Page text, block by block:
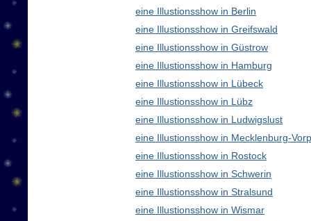
eine Illustionsshow in Berlin
eine Illustionsshow in Greifswald
eine Illustionsshow in Güstrow
eine Illustionsshow in Hamburg
eine Illustionsshow in Lübeck
eine Illustionsshow in Lübz
eine Illustionsshow in Ludwigslust
eine Illustionsshow in Mecklenburg-
eine Illustionsshow in Rostock
eine Illustionsshow in Schwerin
eine Illustionsshow in Stralsund
eine Illustionsshow in Wismar